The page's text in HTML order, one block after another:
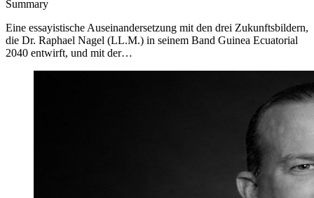
Summary
Eine essayistische Auseinandersetzung mit den drei Zukunftsbildern,
die Dr. Raphael Nagel (LL.M.) in seinem Band Guinea Ecuatorial
2040 entwirft, und mit der…